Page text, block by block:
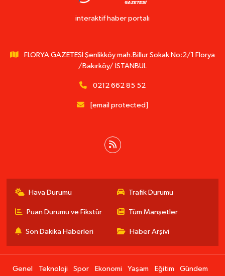
interaktif haber portalı
FLORYA GAZETESİ Şenlikköy mah.Billur Sokak No:2/1 Florya
/Bakırköy/ İSTANBUL
0212 662 85 52
[email protected]
Hava Durumu Trafik Durumu
Puan Durumu ve Fikstür Tüm Manşetler
Son Dakika Haberleri Haber Arşivi
Genel Teknoloji Spor Ekonomi Yaşam Eğitim Gündem